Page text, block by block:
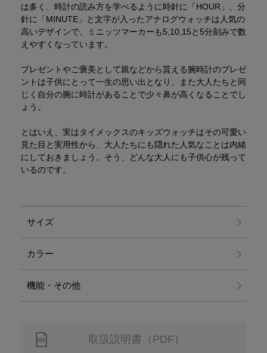
は多く、時計の読み方を学べるように時針に「HOUR」、分
針に「MINUTE」と文字が入ったアナログウォッチは人気の
高いデザインで、ミニッツマーカーも5,10,15と5分刻みで数
えやすくなっています。
プレゼントやご褒美として親などから貰える腕時計のプレゼ
ントは子供にとって一生の思い出となり、また大人たちと同
じく自分の腕に時計があることで少々鼻が高くなることでし
ょう。
とはいえ、実はタイメックスのキッズウォッチはその可愛い
見た目と実用性から、大人たちにも隠れた人気なことは内緒
にしておきましょう。そう、どんな大人にも子供心が残って
いるのです。
サイズ
カラー
機能・その他
取扱説明書（PDF）